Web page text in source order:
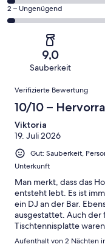
eine
Bewertung
Hervorragend
haben
Bewertung
Gut
611
Gästebewertungen
Bewertung
Okay
von
insgesamt
Gästebewertungen
von
Schlecht
16
von
insgesamt
Gästebewertungen
haben
eine
von
Ungenügend
2 – Ungenügend
9,0
Sauberkeit
Bewertungen
Verifizierte Bewertung
10/10 –
Viktoria
19. Juli 2026
Gut: Sauberkeit,
Unterkunft
Man merkt, dass das
entsteht lebt. Es ist
ein DJ an der Bar.
ausgestattet. Auch der
Tischtennisplatte
haben wollte, hatte
Aufenthalt von 2 Nächten